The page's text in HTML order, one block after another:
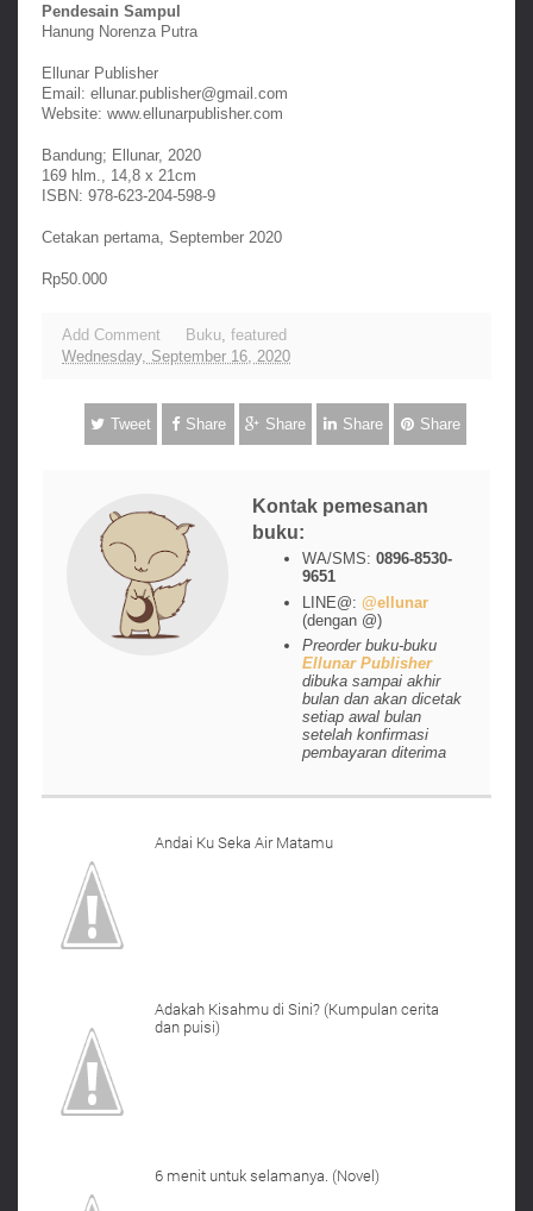
Pendesain Sampul
Hanung Norenza Putra
Ellunar Publisher
Email: ellunar.publisher@gmail.com
Website: www.ellunarpublisher.com
Bandung; Ellunar, 2020
169 hlm., 14,8 x 21cm
ISBN: 978-623-204-598-9
Cetakan pertama, September 2020
Rp50.000
Add Comment Buku featured
Wednesday, September 16, 2020
Tweet Share Share Share Share
Kontak pemesanan
buku:
WA/SMS:0896-8530-
9651
LINE@:@ellunar
(dengan @)
Preorder buku-buku
Ellunar Publisher
dibuka sampai akhir
bulan dan akan dicetak
setiap awal bulan
setelah konfirmasi
pembayaran diterima
Andai Ku Seka Air Matamu
Adakah Kisahmu di Sini? (Kumpulan cerita
dan puisi)
6 menit untuk selamanya. (Novel)